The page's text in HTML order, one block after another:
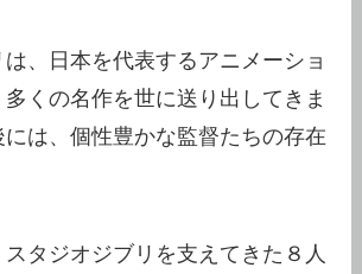
、日本を代表するアニメーショ
くの名作を世に送り出してきま
には、個性豊かな監督たちの存在
タジオジブリを支えてきた８人